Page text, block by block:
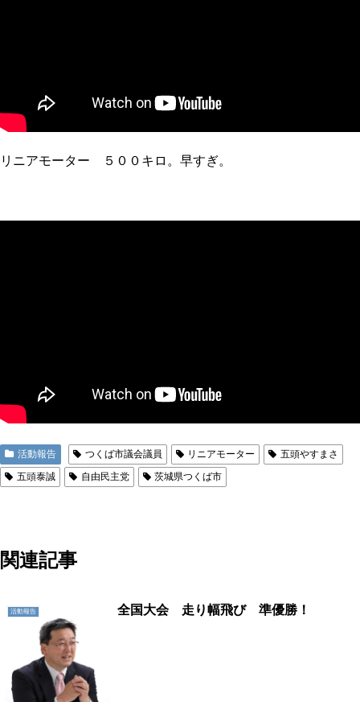
リニアモーター ５００キロ。早すぎ。
活動報告 つくば市議会議員 リニアモーター
五頭やすまさ
五頭泰誠
自由民主党 茨城県つくば市
関連記事
活動報告 全国大会 走り幅飛び 準優勝！